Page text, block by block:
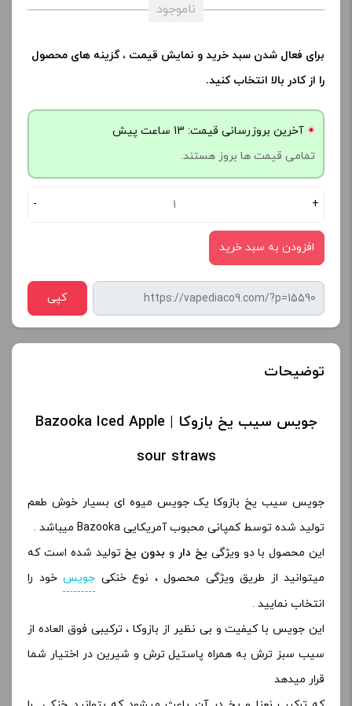
ناموجود
برای فعال شدن سبد خرید و نمایش قیمت ، گزینه های محصول
را از کادر بالا انتخاب کنید.
آخرین بروزرسانی قیمت: 13 ساعت پیش
تمامی قیمت ها بروز هستند.
- +
افزودن به سبد خرید
کپی
توضیحات
جویس سیب یخ بازوکا | Bazooka Iced Apple
sour straws
جویس سیب یخ بازوکا یک جویس میوه ای بسیار خوش طعم
تولید شده توسط کمپانی محبوب آمریکایی Bazooka میباشد .
این محصول با دو ویژگی یخ دار و بدون یخ تولید شده است که
میتوانید از طریق ویژگی محصول ، نوع خنکی جویس خود را
انتخاب نمایید .
این جویس با کیفیت و بی نظیر از بازوکا ، ترکیبی فوق العاده از
سیب سبز ترش به همراه پاستیل ترش و شیرین در اختیار شما
قرار میدهد